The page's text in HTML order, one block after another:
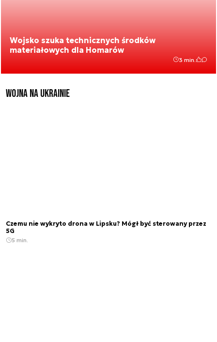
Wojsko szuka technicznych środków
materiałowych dla Homarów
3 min.
Wojna na Ukrainie
Czemu nie wykryto drona w Lipsku? Mógł być sterowany przez
5G
5 min.